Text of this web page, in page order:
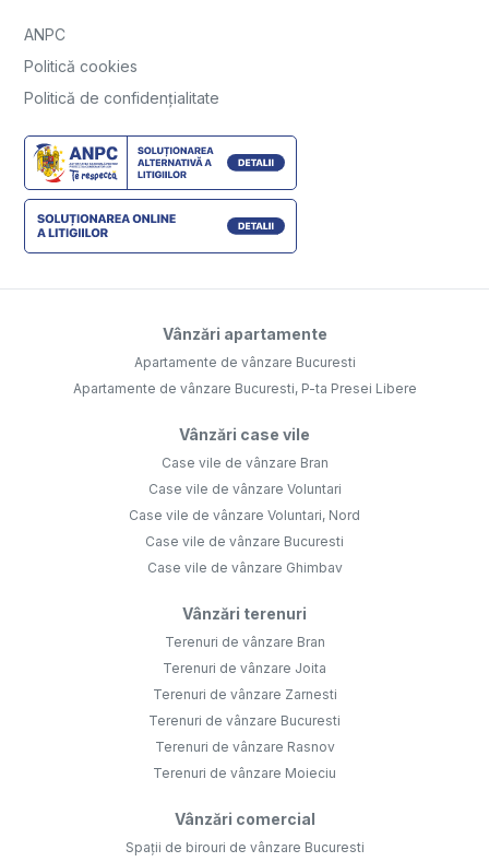
ANPC
Politică cookies
Politică de confidențialitate
Vânzări apartamente
Apartamente de vânzare Bucuresti
Apartamente de vânzare Bucuresti, P-ta Presei Libere
Vânzări case vile
Case vile de vânzare Bran
Case vile de vânzare Voluntari
Case vile de vânzare Voluntari, Nord
Case vile de vânzare Bucuresti
Case vile de vânzare Ghimbav
Vânzări terenuri
Terenuri de vânzare Bran
Terenuri de vânzare Joita
Terenuri de vânzare Zarnesti
Terenuri de vânzare Bucuresti
Terenuri de vânzare Rasnov
Terenuri de vânzare Moieciu
Vânzări comercial
Spații de birouri de vânzare Bucuresti